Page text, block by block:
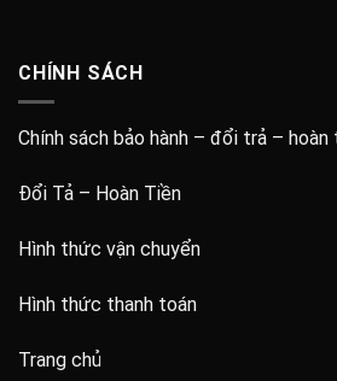
CHÍNH SÁCH
Chính sách bảo hành – đổi trả – hoàn
Đổi Tả – Hoàn Tiền
Hình thức vận chuyển
Hình thức thanh toán
Trang chủ